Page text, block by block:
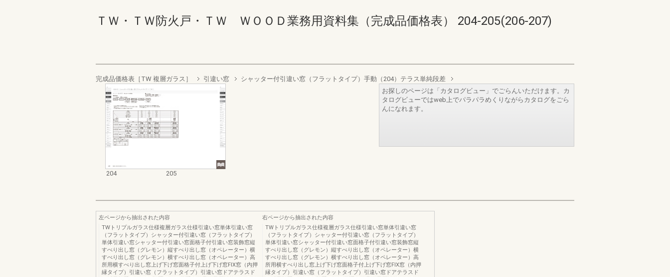
ＴＷ・ＴＷ防火戸・ＴＷ ＷＯＯＤ業務用資料集（完成品価格表） 204-205(206-207)
完成品価格表［TW 複層ガラス］ 引違い窓 シャッター付引違い窓（フラットタイプ）手動（204）テラス単純段差
204 205
お探しのページは「カタログビュー」でごらんいただけます。カ
タログビューではweb上でパラパラめくりながらカタログをごら
んになれます。
左ページから抽出された内容
TWトリプルガラス仕様複層ガラス仕様引違い窓単体引違い窓
（フラットタイプ）シャッター付引違い窓（フラットタイプ）
単体引違い窓シャッター付引違い窓面格子付引違い窓装飾窓縦
すべり出し窓（グレモン）縦すべり出し窓（オペレーター）横
すべり出し窓（グレモン）横すべり出し窓（オペレーター）高
所用横すべり出し窓上げ下げ窓面格子付上げ下げ窓FIX窓（内押
縁タイプ）引違い窓（フラットタイプ）引違い窓ドアテラスド
右ページから抽出された内容
TWトリプルガラス仕様複層ガラス仕様引違い窓単体引違い窓
（フラットタイプ）シャッター付引違い窓（フラットタイプ）
単体引違い窓シャッター付引違い窓面格子付引違い窓装飾窓縦
すべり出し窓（グレモン）縦すべり出し窓（オペレーター）横
すべり出し窓（グレモン）横すべり出し窓（オペレーター）高
所用横すべり出し窓上げ下げ窓面格子付上げ下げ窓FIX窓（内押
縁タイプ）引違い窓（フラットタイプ）引違い窓ドアテラスド